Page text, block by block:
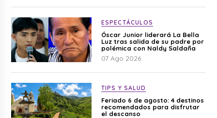
ESPECTÁCULOS
Óscar Junior liderará La Bella
Luz tras salida de su padre por
polémica con Naldy Saldaña
07 Ago 2026
TIPS Y SALUD
Feriado 6 de agosto: 4 destinos
recomendados para disfrutar
el descanso